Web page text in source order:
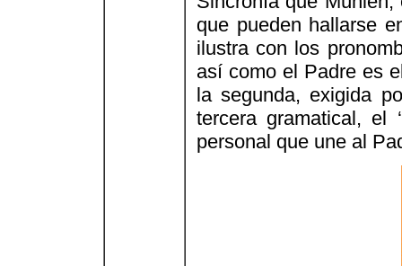
que pueden hallarse
ilustra con los
así como el Padre es
la segunda, exigida
tercera gramatical, el
personal que une al